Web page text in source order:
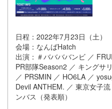
日程：2022年7月23日（土）
会場：なんばHatch
出演：＃ババババンビ ／
PR部隊Season2 ／ キングサ
／ PRSMIN ／ HO6LA ／
Devil ANTHEM. ／ 東京女子
ンバス（発表順）